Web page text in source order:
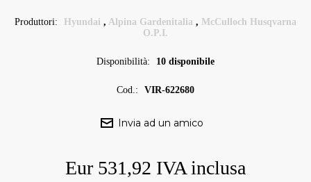
Produttori: Hyundai , Alpina Gardenitalia , McCulloch Husqvarna
O.P.I.
Disponibilità: 10 disponibile
Cod.: VIR-622680
Eur 531,92 IVA inclusa